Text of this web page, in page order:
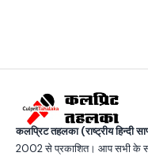
कलप्रिट तहलका (राष्ट्रीय हिन्दी
2002 से प्रकाशित। आप सभी के